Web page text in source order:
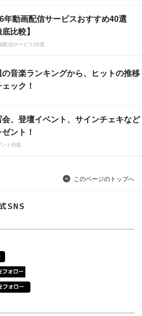
年動画配信サービスおすすめ40選
底比較】
配信サービス20選
音楽ランキングから、ヒットの推移
ック！
、登壇イベント、サインチェキなど
ント！
ト特集
このページのトップへ